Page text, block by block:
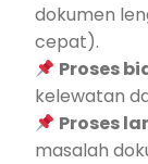
dokumen
cepat).
Proses
kelewatan
Proses
masalah